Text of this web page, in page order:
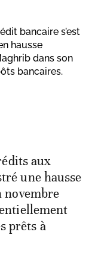
bancaire s’est
hausse
dans son
bancaires.
aux
une hausse
novembre
prêts à